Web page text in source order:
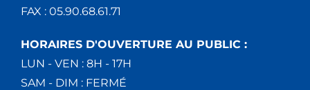
FAX : 05.90.68.61.71
HORAIRES D'OUVERTURE AU PUBLIC :
LUN - VEN : 8H - 17H
SAM - DIM : FERMÉ